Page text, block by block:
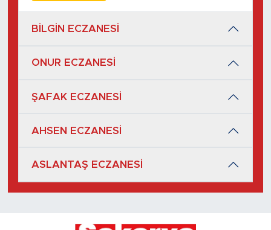
BİLGİN ECZANESİ
ONUR ECZANESİ
ŞAFAK ECZANESİ
AHSEN ECZANESİ
ASLANTAŞ ECZANESİ